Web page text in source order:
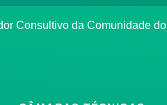
Consultivo da Comunidade